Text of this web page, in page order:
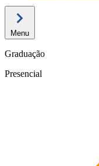
Menu
Graduação
Presencial